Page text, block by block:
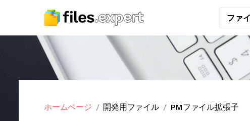
ファ
ホームページ 開発用ファイル PMファイル拡張子